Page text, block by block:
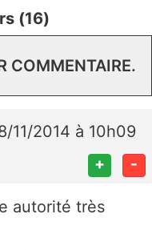
(16)
COMMENTAIRE.
11/2014 à 10h09
+ -
autorité très